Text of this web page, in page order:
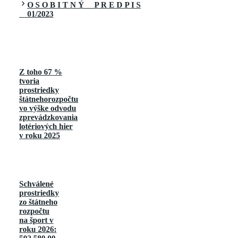
O S O B I T N Ý P R E D P I S
01/2023
Z toho 67 %
tvoria
prostriedky
štátnehorozpočtu
vo výške odvodu
zprevádzkovania
lotériových hier
v roku 2025
Schválené
prostriedky
zo štátneho
rozpočtu
na šport v
roku 2026: